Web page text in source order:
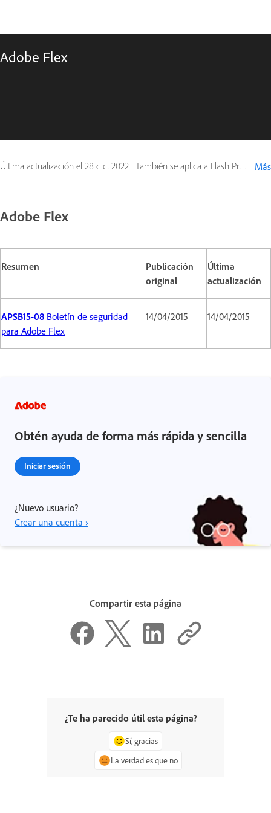
Adobe Flex
Última actualización el 28 dic. 2022 | También se aplica a Flash Professional Más
Adobe Flex
Resumen
Publicación
original
Última
actualización
APSB15-08 Boletín de seguridad
para Adobe Flex
14/04/2015 14/04/2015
Obtén ayuda de forma más rápida y sencilla
Iniciar sesión
¿Nuevo usuario?
Crear una cuenta ›
Compartir esta página
¿Te ha parecido útil esta página?
Sí, gracias
La verdad es que no